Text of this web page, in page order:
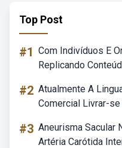
Top Post
#1 Com Indivíduos E
Replicando
#2 Atualmente A
Comercial Livrar-
#3 Aneurisma Sacular
Artéria Carótida